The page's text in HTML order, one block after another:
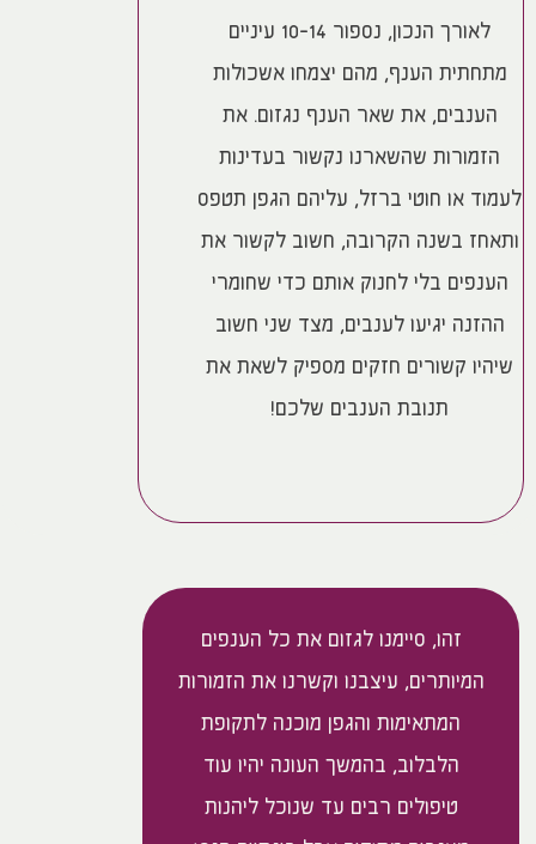
לאורך הנכון, נספור 10-14 עיניים
מתחתית הענף, מהם יצמחו אשכולות
הענבים, את שאר הענף נגזום. את
הזמורות שהשארנו נקשור בעדינות
לעמוד או חוטי ברזל, עליהם הגפן תטפס
ותאחז בשנה הקרובה, חשוב לקשור את
הענפים בלי לחנוק אותם כדי שחומרי
ההזנה יגיעו לענבים, מצד שני חשוב
שיהיו קשורים חזקים מספיק לשאת את
תנובת הענבים שלכם!
זהו, סיימנו לגזום את כל הענפים
המיותרים, עיצבנו וקשרנו את הזמורות
המתאימות והגפן מוכנה לתקופת
הלבלוב, בהמשך העונה יהיו עוד
טיפולים רבים עד שנוכל ליהנות